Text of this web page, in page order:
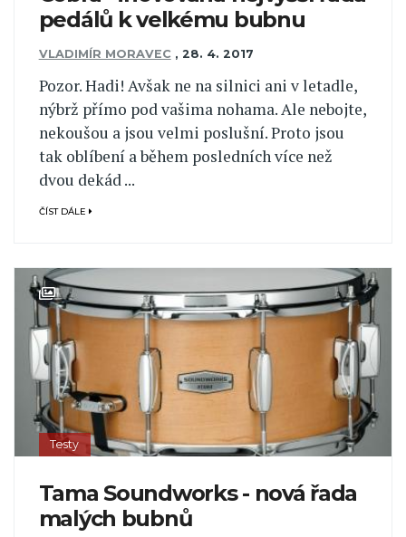
pedálů k velkému bubnu
VLADIMÍR MORAVEC , 28. 4. 2017
Pozor. Hadi! Avšak ne na silnici ani v letadle,
nýbrž přímo pod vašima nohama. Ale nebojte,
nekoušou a jsou velmi poslušní. Proto jsou
tak oblíbení a během posledních více než
dvou dekád ...
ČÍST DÁLE
Testy
Tama Soundworks - nová řada
malých bubnů